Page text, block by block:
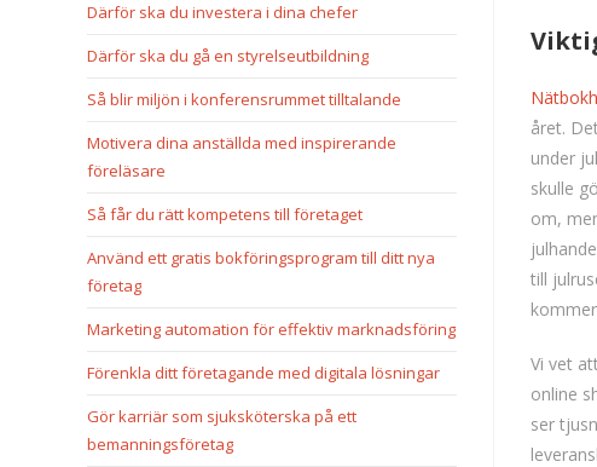
året.
under
skulle
om,
till
Vi vet
online
ser
Därför ska du investera i dina chefer
Därför ska du gå en styrelseutbildning
Så blir miljön i konferensrummet tilltalande
Motivera dina anställda med inspirerande
föreläsare
Så får du rätt kompetens till företaget
Använd ett gratis bokföringsprogram till ditt nya
företag
Marketing automation för effektiv marknadsföring
Förenkla ditt företagande med digitala lösningar
Gör karriär som sjuksköterska på ett
bemanningsföretag